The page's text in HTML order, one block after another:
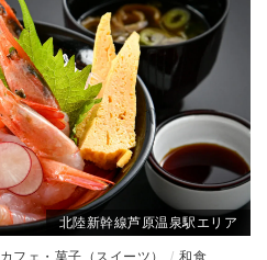
北陸新幹線芦原温泉駅エリア
カフェ・菓子（スイーツ） 和食